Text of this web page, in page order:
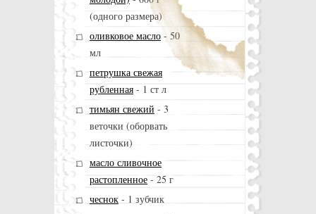
(одного размера)
оливковое масло- 50
мл
петрушка свежая
рубленная- 1 ст л
тимьян свежий - 3
веточки (оборвать
листочки)
масло сливочное
растопленное- 25 г
чеснок- 1 зубчик